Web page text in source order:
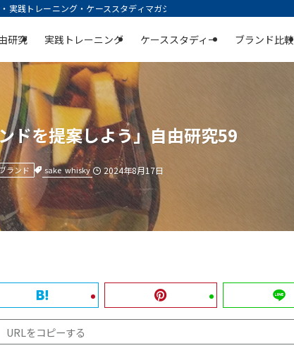
践トレーニング・ケーススタディマガジン | 空庭
研究 実践トレーニング ケーススタディー ブランド比較
ドを提案しよう」自由研究59
ランド sake whisky 2024年8月17日
URLをコピーする